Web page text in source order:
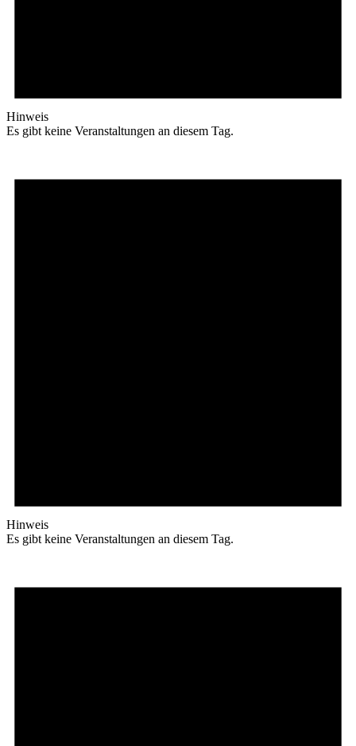
Hinweis
Es gibt keine Veranstaltungen an diesem Tag.
Hinweis
Es gibt keine Veranstaltungen an diesem Tag.